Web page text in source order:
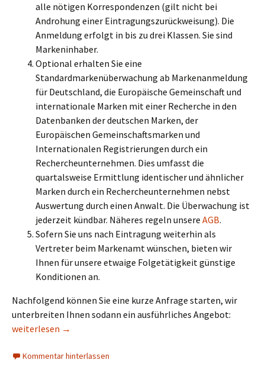
alle nötigen Korrespondenzen (gilt nicht bei
Androhung einer Eintragungszurückweisung). Die
Anmeldung erfolgt in bis zu drei Klassen. Sie sind
Markeninhaber.
Optional erhalten Sie eine
Standardmarkenüberwachung ab Markenanmeldung
für Deutschland, die Europäische Gemeinschaft und
internationale Marken mit einer Recherche in den
Datenbanken der deutschen Marken, der
Europäischen Gemeinschaftsmarken und
Internationalen Registrierungen durch ein
Rechercheunternehmen. Dies umfasst die
quartalsweise Ermittlung identischer und ähnlicher
Marken durch ein Rechercheunternehmen nebst
Auswertung durch einen Anwalt. Die Überwachung ist
jederzeit kündbar. Näheres regeln unsere AGB.
Sofern Sie uns nach Eintragung weiterhin als
Vertreter beim Markenamt wünschen, bieten wir
Ihnen für unsere etwaige Folgetätigkeit günstige
Konditionen an.
Nachfolgend können Sie eine kurze Anfrage starten, wir
unterbreiten Ihnen sodann ein ausführliches Angebot:
Formular zum EU-Markenschutz (Gemeinschaftsmarke)
weiterlesen →
Kommentar hinterlassen